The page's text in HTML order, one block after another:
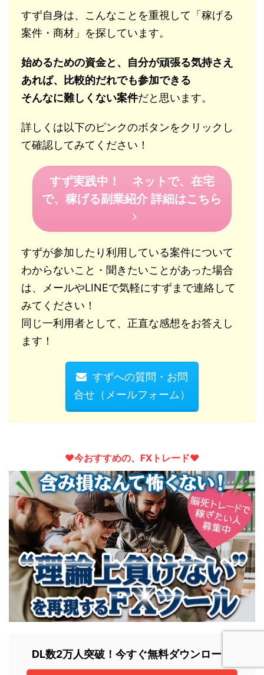
すず自身は、こんなことを重視して「稼げる
案件・商材」を探しています。
始めるための資金と、自分が頑張る気持さえ
あれば、比較的だれでも参加できる
そんなに難しくない案件だと思います。
詳しくは以下のピンクのボタンをクリックし
て確認してみてください！
すず実践中！ ネットで、在宅
で、稼げる副業紹介 詳細はこちら
すずが参加したり利用している案件について
わからないこと・聞きたいことがあった場合
は、メールやLINEで気軽にすずまで連絡して
みてください！
同じ一利用者として、正直な感想をお答えし
ます！
すずへの質問・お問
合せ（メールフォーム）
♥︎今おすすめの、FXトレード♥︎
DL数2万人突破！今すぐ無料ダウンロード